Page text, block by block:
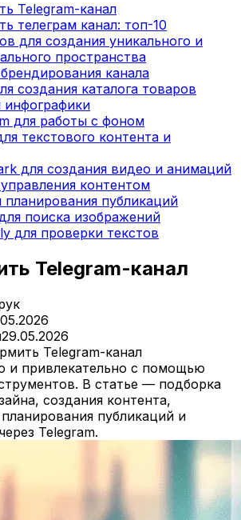
Telegram-канал
телеграм канал: топ-10
для создания уникального и
пространства
канала
создания каталога товаров
инфографики
для работы с фоном
текстового контента и
для создания видео и анимаций
контентом
планирования публикаций
поиска изображений
для проверки текстов
Telegram-канал
29.05.2026
Telegram-канал
и привлекательно с помощью
В статье — подборка
создания контента,
публикаций и
Telegram.